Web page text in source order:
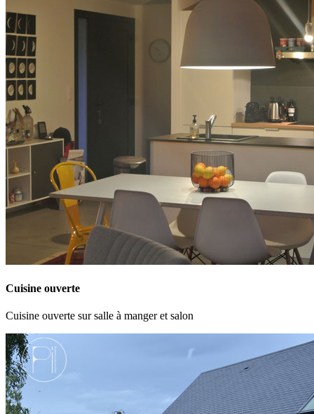
Cuisine ouverte
Cuisine ouverte sur salle à manger et salon